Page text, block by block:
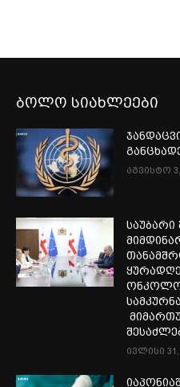
ბოლო სიახლეები
აგვისტო 3,
ივლისი 31,